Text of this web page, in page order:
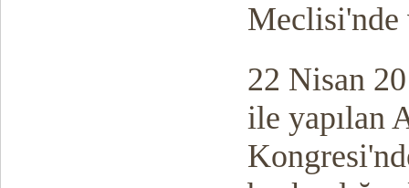
Meclisi'nde
22 Nisan
ile yapılan